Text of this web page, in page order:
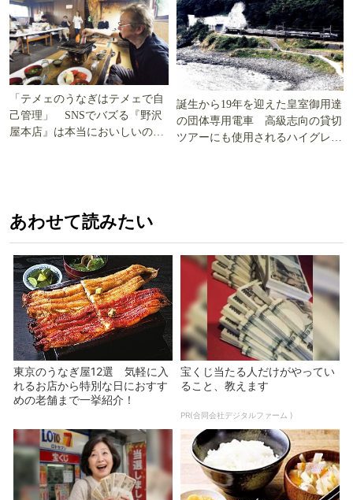
「テメェのうなぎはテメェで自
己管理」 SNSでバズる『野沢
屋本店』は本当においしいの
誕生から19年を迎えた皇室御用達
の団体専用電車 高級志向の貸切
ツアーにも使用されるハイグレー
あわせて読みたい
東京のうなぎ屋12選 気軽に入
れるお店から特別な日におすす
めの老舗まで一挙紹介！
宝くじ当たる人だけがやってい
ること、教えます
PR(合同会社デジタルファーム )